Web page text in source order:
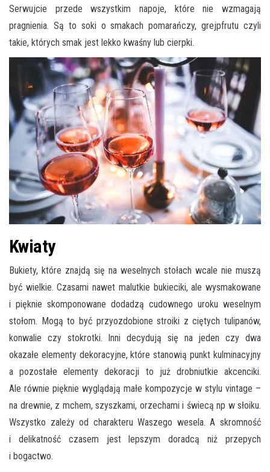
Serwujcie przede wszystkim napoje, które nie wzmagają
pragnienia. Są to soki o smakach pomarańczy, grejpfrutu czyli
takie, których smak jest lekko kwaśny lub cierpki.
Kwiaty
Bukiety, które znajdą się na weselnych stołach wcale nie muszą
być wielkie. Czasami nawet malutkie bukieciki, ale wysmakowane
i pięknie skomponowane dodadzą cudownego uroku weselnym
stołom. Mogą to być przyozdobione stroiki z ciętych tulipanów,
konwalie czy stokrotki. Inni decydują się na jeden czy dwa
okazałe elementy dekoracyjne, które stanowią punkt kulminacyjny
a pozostałe elementy dekoracji to już drobniutkie akcenciki.
Ale równie pięknie wyglądają małe kompozycje w stylu vintage –
na drewnie, z mchem, szyszkami, orzechami i świecą np w słoiku.
Wszystko zależy od charakteru Waszego wesela. A skromność
i delikatność czasem jest lepszym doradcą niż przepych
i bogactwo.